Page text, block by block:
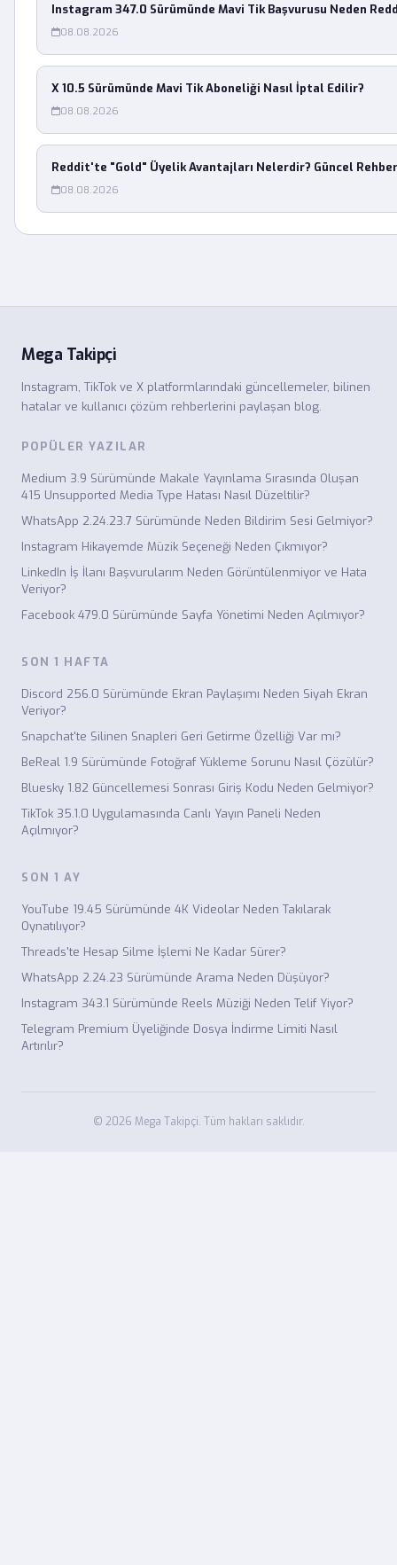
Instagram 347.0 Sürümünde Mavi Tik Başvurusu Neden
08.08.2026
X 10.5 Sürümünde Mavi Tik Aboneliği Nasıl İptal Edilir?
08.08.2026
Reddit'te "Gold" Üyelik Avantajları Nelerdir? Güncel Rehber
08.08.2026
Mega Takipçi
Instagram, TikTok ve X platformlarındaki güncellemeler, bilinen
hatalar ve kullanıcı çözüm rehberlerini paylaşan blog.
POPÜLER YAZILAR
Medium 3.9 Sürümünde Makale Yayınlama Sırasında Oluşan
415 Unsupported Media Type Hatası Nasıl Düzeltilir?
WhatsApp 2.24.23.7 Sürümünde Neden Bildirim Sesi Gelmiyor?
Instagram Hikayemde Müzik Seçeneği Neden Çıkmıyor?
LinkedIn İş İlanı Başvurularım Neden Görüntülenmiyor ve Hata
Veriyor?
Facebook 479.0 Sürümünde Sayfa Yönetimi Neden Açılmıyor?
SON 1 HAFTA
Discord 256.0 Sürümünde Ekran Paylaşımı Neden Siyah Ekran
Veriyor?
Snapchat'te Silinen Snapleri Geri Getirme Özelliği Var mı?
BeReal 1.9 Sürümünde Fotoğraf Yükleme Sorunu Nasıl Çözülür?
Bluesky 1.82 Güncellemesi Sonrası Giriş Kodu Neden Gelmiyor?
TikTok 35.1.0 Uygulamasında Canlı Yayın Paneli Neden
Açılmıyor?
SON 1 AY
YouTube 19.45 Sürümünde 4K Videolar Neden Takılarak
Oynatılıyor?
Threads'te Hesap Silme İşlemi Ne Kadar Sürer?
WhatsApp 2.24.23 Sürümünde Arama Neden Düşüyor?
Instagram 343.1 Sürümünde Reels Müziği Neden Telif Yiyor?
Telegram Premium Üyeliğinde Dosya İndirme Limiti Nasıl
Artırılır?
© 2026 Mega Takipçi. Tüm hakları saklıdır.